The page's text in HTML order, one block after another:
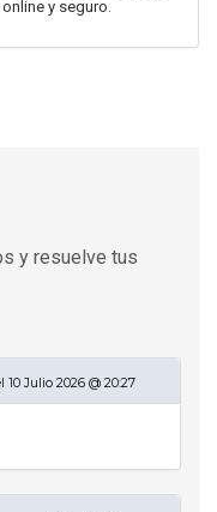
y seguro.
y resuelve tus
Julio 2026 @ 20:27